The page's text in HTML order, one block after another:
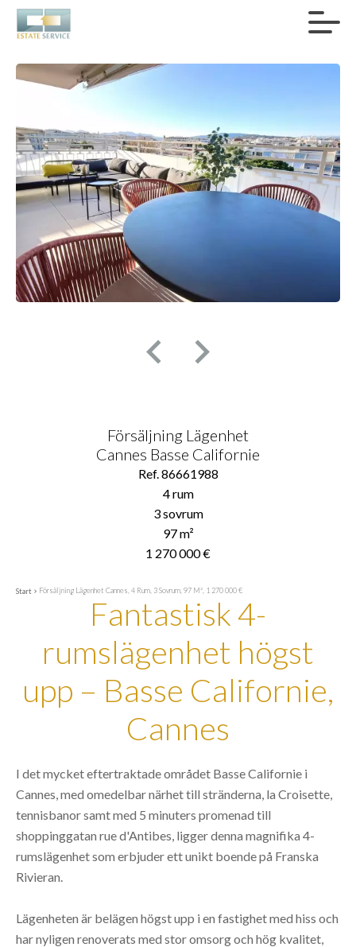
Försäljning Lägenhet
Cannes Basse Californie
Ref. 86661988
4 rum
3 sovrum
97 m²
1 270 000 €
Start Försäljning Lägenhet Cannes, 4 Rum, 3 Sovrum, 97 M², 1 270 000 €
Fantastisk 4-
rumslägenhet högst
upp – Basse Californie,
Cannes
I det mycket eftertraktade området Basse Californie i
Cannes, med omedelbar närhet till stränderna, la Croisette,
tennisbanor samt med 5 minuters promenad till
shoppinggatan rue d'Antibes, ligger denna magnifika 4-
rumslägenhet som erbjuder ett unikt boende på Franska
Rivieran.
Lägenheten är belägen högst upp i en fastighet med hiss och
har nyligen renoverats med stor omsorg och hög kvalitet,